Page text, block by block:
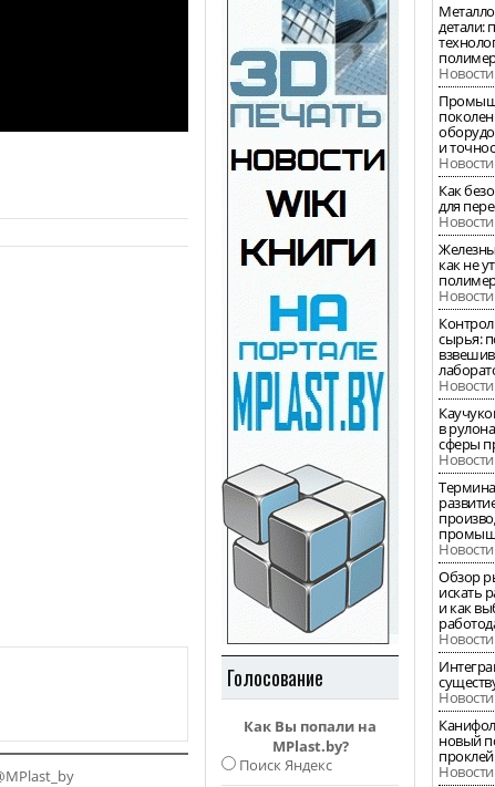
Голосование
Как Вы попали на
MPlast.by?
Поиск Яндекс
детали:
Новости
и
Новости
Как
для
Новости
как не
Новости
сырья:
Новости
в
сферы
Новости
Новости
Обзор
искать
и как
Новости
Новости
новый
Новости